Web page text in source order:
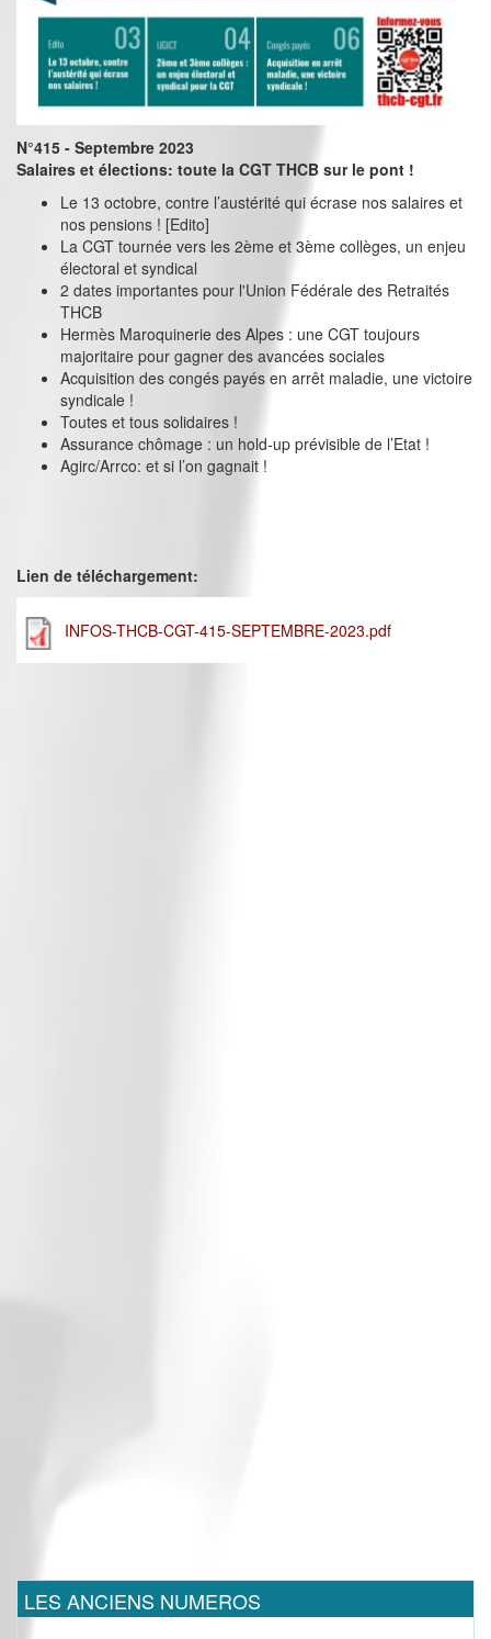
N°415 - Septembre 2023
Salaires et élections: toute la CGT THCB sur le pont !
Le 13 octobre, contre l’austérité qui écrase nos salaires et
nos pensions ! [Edito]
La CGT tournée vers les 2ème et 3ème collèges, un enjeu
électoral et syndical
2 dates importantes pour l'Union Fédérale des Retraités
THCB
Hermès Maroquinerie des Alpes : une CGT toujours
majoritaire pour gagner des avancées sociales
Acquisition des congés payés en arrêt maladie, une victoire
syndicale !
Toutes et tous solidaires !
Assurance chômage : un hold-up prévisible de l’Etat !
Agirc/Arrco: et si l’on gagnait !
Lien de téléchargement:
INFOS-THCB-CGT-415-SEPTEMBRE-2023.pdf
LES ANCIENS NUMEROS